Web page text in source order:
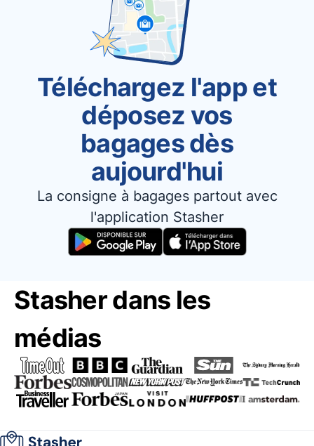
Téléchargez l'app et
déposez vos
bagages dès
aujourd'hui
La consigne à bagages partout avec
l'application Stasher
Stasher dans les
médias